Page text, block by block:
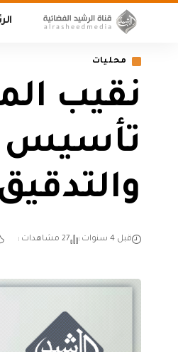
محليات
نقيب
تأسيس
قبل 4 سنوات 27 مشاهدات